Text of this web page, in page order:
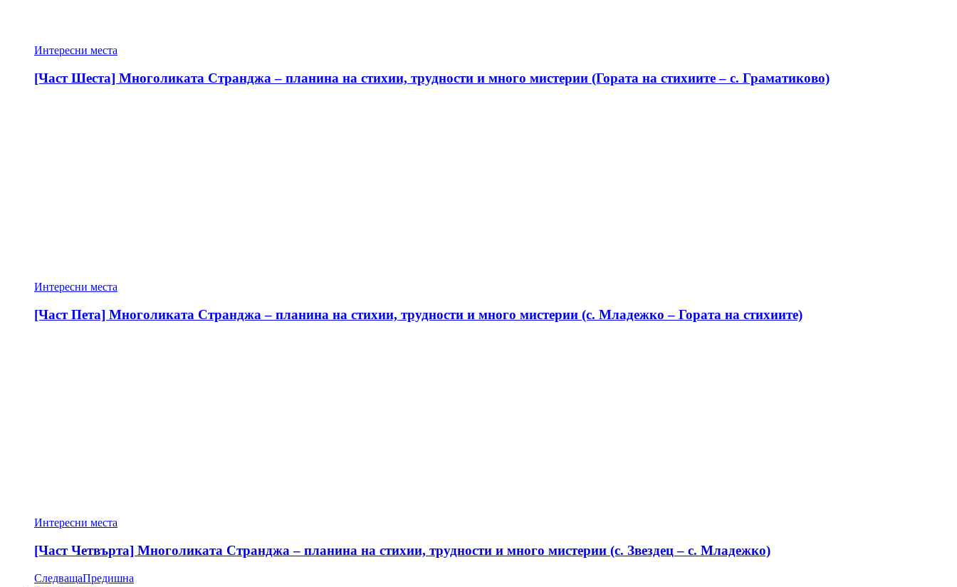
Интересни места
[Част Шеста] Многоликата Странджа – планина на стихии, трудности и много мистерии (Гората на стихиите – с. Граматиково)
Интересни места
[Част Пета] Многоликата Странджа – планина на стихии, трудности и много мистерии (с. Младежко – Гората на стихиите)
Интересни места
[Част Четвърта] Многоликата Странджа – планина на стихии, трудности и много мистерии (с. Звездец – с. Младежко)
СледващаПредишна